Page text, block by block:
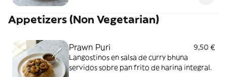
Appetizers (Non Vegetarian)
Prawn Puri
9,50 €
Langostinos en salsa de curry bhuna
servidos sobre pan frito de harina integral.